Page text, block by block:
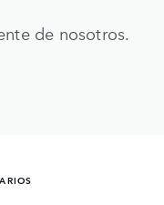
de nosotros.